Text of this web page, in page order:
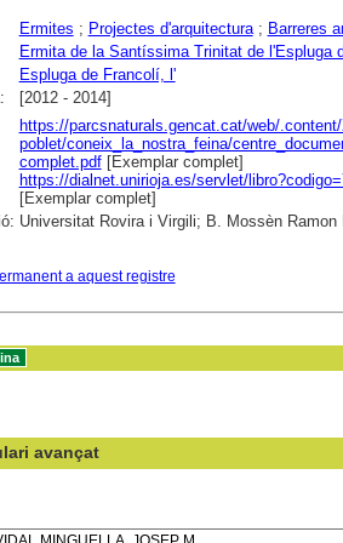
Ermites ; Projectes d'arquitectura; Barreres
Ermita de la Santíssima Trinitat de l'Espluga
Espluga de Francolí, l'
[2012 - 2014]
https://parcsnaturals.gencat.cat/web/
poblet/coneix_la_nostra_feina/
complet.pdf[Exemplar complet]
https://dialnet.unirioja.es/servlet/
[Exemplar complet]
Universitat Rovira i Virgili; B. Mossèn
a aquest registre
avançat